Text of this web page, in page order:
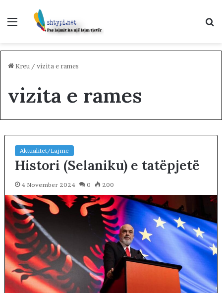
Menu
Kreu / vizita e rames
vizita e rames
Aktualitet/Lajme
Histori (Selaniku) e tatëpjetë
4 November 2024 0 200